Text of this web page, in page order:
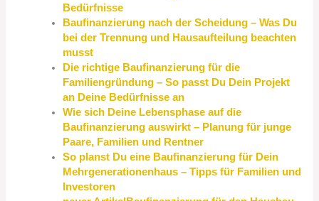
Bedürfnisse
Baufinanzierung nach der Scheidung – Was Du
bei der Trennung und Hausaufteilung beachten
musst
Die richtige Baufinanzierung für die
Familiengründung – So passt Du Dein Projekt
an Deine Bedürfnisse an
Wie sich Deine Lebensphase auf die
Baufinanzierung auswirkt – Planung für junge
Paare, Familien und Rentner
So planst Du eine Baufinanzierung für Dein
Mehrgenerationenhaus – Tipps für Familien und
Investoren